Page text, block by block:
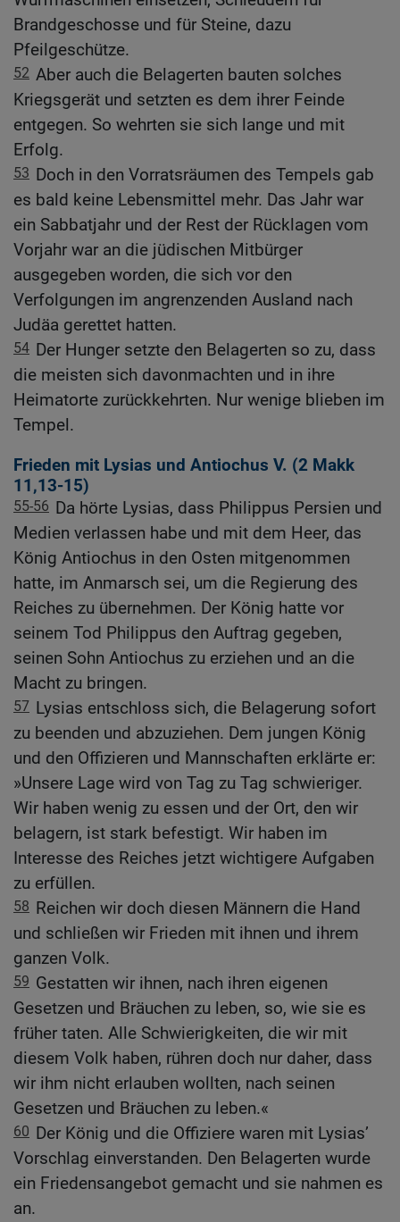
Brandgeschosse und für Steine, dazu
Pfeilgeschütze.
52 Aber auch die Belagerten bauten solches
Kriegsgerät und setzten es dem ihrer Feinde
entgegen. So wehrten sie sich lange und mit
Erfolg.
53 Doch in den Vorratsräumen des Tempels gab
es bald keine Lebensmittel mehr. Das Jahr war
ein Sabbatjahr und der Rest der Rücklagen vom
Vorjahr war an die jüdischen Mitbürger
ausgegeben worden, die sich vor den
Verfolgungen im angrenzenden Ausland nach
Judäa gerettet hatten.
54 Der Hunger setzte den Belagerten so zu, dass
die meisten sich davonmachten und in ihre
Heimatorte zurückkehrten. Nur wenige blieben im
Tempel.
Frieden mit Lysias und Antiochus V. (2 Makk
11,13-15)
55-56 Da hörte Lysias, dass Philippus Persien und
Medien verlassen habe und mit dem Heer, das
König Antiochus in den Osten mitgenommen
hatte, im Anmarsch sei, um die Regierung des
Reiches zu übernehmen. Der König hatte vor
seinem Tod Philippus den Auftrag gegeben,
seinen Sohn Antiochus zu erziehen und an die
Macht zu bringen.
57 Lysias entschloss sich, die Belagerung sofort
zu beenden und abzuziehen. Dem jungen König
und den Offizieren und Mannschaften erklärte er:
»Unsere Lage wird von Tag zu Tag schwieriger.
Wir haben wenig zu essen und der Ort, den wir
belagern, ist stark befestigt. Wir haben im
Interesse des Reiches jetzt wichtigere Aufgaben
zu erfüllen.
58 Reichen wir doch diesen Männern die Hand
und schließen wir Frieden mit ihnen und ihrem
ganzen Volk.
59 Gestatten wir ihnen, nach ihren eigenen
Gesetzen und Bräuchen zu leben, so, wie sie es
früher taten. Alle Schwierigkeiten, die wir mit
diesem Volk haben, rühren doch nur daher, dass
wir ihm nicht erlauben wollten, nach seinen
Gesetzen und Bräuchen zu leben.«
60 Der König und die Offiziere waren mit Lysias’
Vorschlag einverstanden. Den Belagerten wurde
ein Friedensangebot gemacht und sie nahmen es
an.